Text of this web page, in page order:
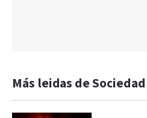
Más leidas de Sociedad